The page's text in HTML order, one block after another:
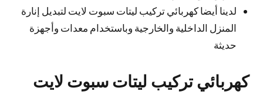
لدينا أيضا كهربائي تركيب ليتات سبوت لايت لتبديل إنارة
المنزل الداخلية والخارجية وباستخدام معدات وأجهزة
حديثة
كهربائي تركيب ليتات سبوت لايت